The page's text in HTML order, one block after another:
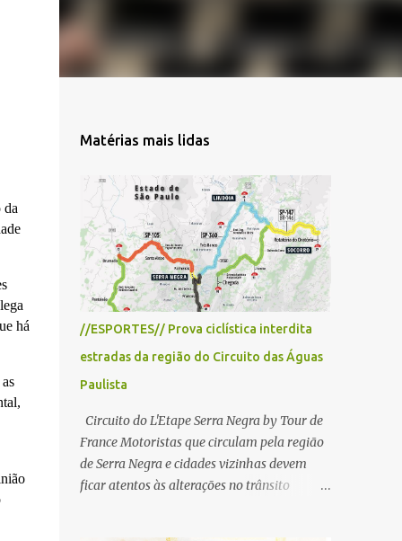
da
há
Matérias mais lidas
//ESPORTES// Prova ciclística interdita
estradas da região do Circuito das Águas
Paulista
Circuito do L'Etape Serra Negra by Tour de
France Motoristas que circulam pela região
de Serra Negra e cidades vizinhas devem
ficar atentos às alterações no trânsito